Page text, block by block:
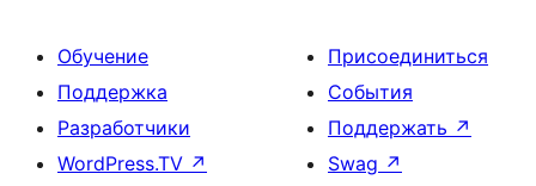
Обучение
Поддержка
Разработчики
WordPress.TV ↗
Присоединиться
События
Поддержать ↗
Swag ↗